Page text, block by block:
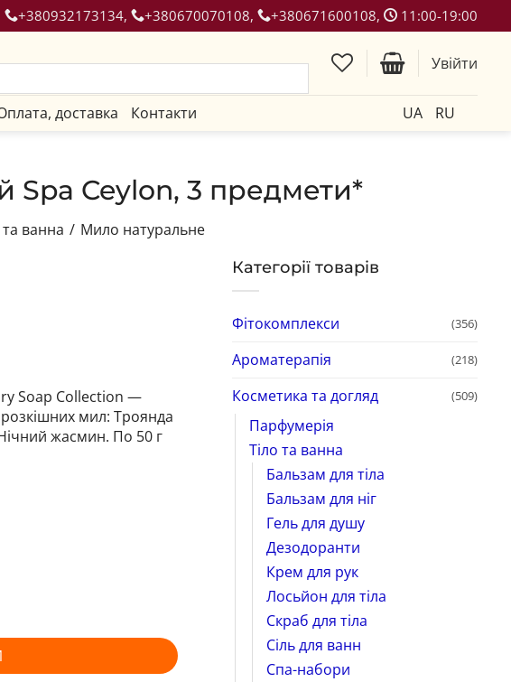
+380932173134, +380670070108, +380671600108, 11:00-19:00
Увійти
доставка Контакти UA RU
Spa Ceylon, 3 предмети*
та ванна / Мило натуральне
Категорії товарів
Фітокомплекси (356)
Ароматерапія (218)
Косметика та догляд (509)
Парфумерія
Тіло та ванна
Бальзам для тіла
Бальзам для ніг
Гель для душу
Дезодоранти
Крем для рук
Лосьйон для тіла
Скраб для тіла
Сіль для ванн
Спа-набори
Soap Collection —
розкішних мил: Троянда
жасмин. По 50 г